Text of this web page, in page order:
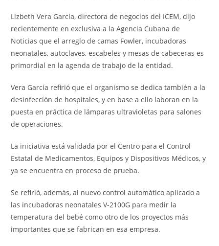
Lizbeth Vera García, directora de negocios del ICEM, dijo
recientemente en exclusiva a la Agencia Cubana de
Noticias que el arreglo de camas Fowler, incubadoras
neonatales, autoclaves, escabeles y mesas de cabeceras es
primordial en la agenda de trabajo de la entidad.
Vera García refirió que el organismo se dedica también a la
desinfección de hospitales, y en base a ello laboran en la
puesta en práctica de lámparas ultravioletas para salones
de operaciones.
La iniciativa está validada por el Centro para el Control
Estatal de Medicamentos, Equipos y Dispositivos Médicos, y
ya se encuentra en proceso de prueba.
Se refirió, además, al nuevo control automático aplicado a
las incubadoras neonatales V-2100G para medir la
temperatura del bebé como otro de los proyectos más
importantes que se fabrican en esa empresa.